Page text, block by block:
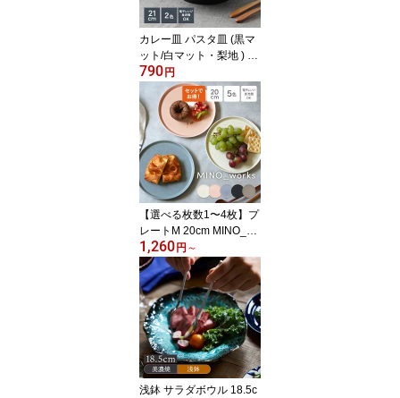
カレー皿 パスタ皿 (黒マ
ット/白マット・梨地 ) E
AST 和食器 アウトレッ
ト大人気 深皿 おしゃれ
ボウル カレーボウル パ
スタボウル 鉢 大鉢 食器
プレート お皿 皿 深皿 カ
フェ丼 和モダン
790円
【選べる枚数1〜4枚】プ
レートM 20cm MINO_wo
rks 皿 食器 洋食器 まとめ
買い 食器セット おしゃ
れ かわいい お皿 中皿 取
り皿 サラダ皿 ディナー
皿 メインディッシュ 前
菜皿 パン皿 カフェ風 カ
フェ食器
1,260円 ～
浅鉢 サラダボウル 18.5c